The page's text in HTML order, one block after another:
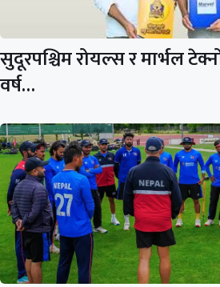
सुदूरपश्चिम रोयल्स र मार्भल
वर्ष…